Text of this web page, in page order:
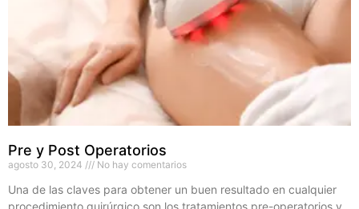
Pre y Post Operatorios
agosto 30, 2024 No hay comentarios
Una de las claves para obtener un buen resultado en cualquier
procedimiento quirúrgico son los tratamientos pre-operatorios y